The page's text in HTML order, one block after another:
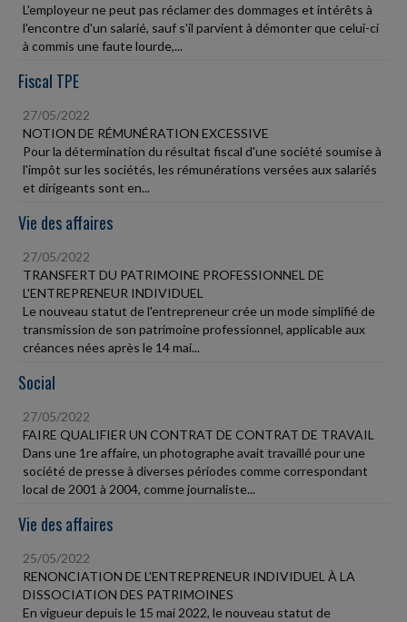
L'employeur ne peut pas réclamer des dommages et intérêts à
l'encontre d'un salarié, sauf s'il parvient à démonter que celui-ci
à commis une faute lourde,...
Fiscal TPE
27/05/2022
NOTION DE RÉMUNÉRATION EXCESSIVE
Pour la détermination du résultat fiscal d'une société soumise à
l'impôt sur les sociétés, les rémunérations versées aux salariés
et dirigeants sont en...
Vie des affaires
27/05/2022
TRANSFERT DU PATRIMOINE PROFESSIONNEL DE
L'ENTREPRENEUR INDIVIDUEL
Le nouveau statut de l'entrepreneur crée un mode simplifié de
transmission de son patrimoine professionnel, applicable aux
créances nées après le 14 mai...
Social
27/05/2022
FAIRE QUALIFIER UN CONTRAT DE CONTRAT DE TRAVAIL
Dans une 1re affaire, un photographe avait travaillé pour une
société de presse à diverses périodes comme correspondant
local de 2001 à 2004, comme journaliste...
Vie des affaires
25/05/2022
RENONCIATION DE L'ENTREPRENEUR INDIVIDUEL À LA
DISSOCIATION DES PATRIMOINES
En vigueur depuis le 15 mai 2022, le nouveau statut de